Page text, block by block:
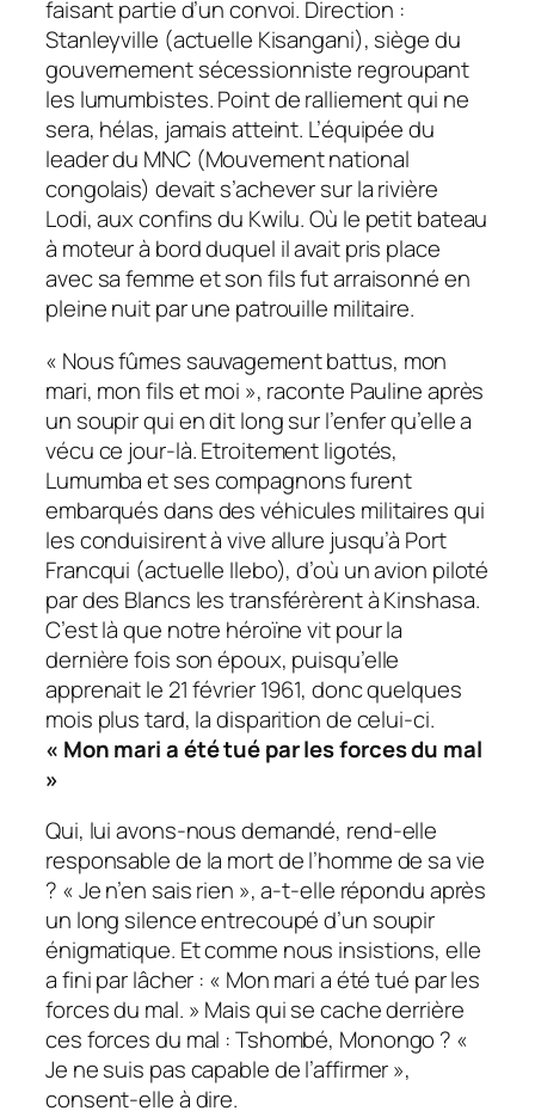
faisant partie d’un convoi. Direction :
Stanleyville (actuelle Kisangani), siège du
gouvernement sécessionniste regroupant
les lumumbistes. Point de ralliement qui ne
sera, hélas, jamais atteint. L’équipée du
leader du MNC (Mouvement national
congolais) devait s’achever sur la rivière
Lodi, aux confins du Kwilu. Où le petit bateau
à moteur à bord duquel il avait pris place
avec sa femme et son fils fut arraisonné en
pleine nuit par une patrouille militaire.
« Nous fûmes sauvagement battus, mon
mari, mon fils et moi », raconte Pauline après
un soupir qui en dit long sur l’enfer qu’elle a
vécu ce jour-là. Etroitement ligotés,
Lumumba et ses compagnons furent
embarqués dans des véhicules militaires qui
les conduisirent à vive allure jusqu’à Port
Francqui (actuelle Ilebo), d’où un avion piloté
par des Blancs les transférèrent à Kinshasa.
C’est là que notre héroïne vit pour la
dernière fois son époux, puisqu’elle
apprenait le 21 février 1961, donc quelques
mois plus tard, la disparition de celui-ci.
« Mon mari a été tué par les forces du mal
»
Qui, lui avons-nous demandé, rend-elle
responsable de la mort de l’homme de sa vie
? « Je n’en sais rien », a-t-elle répondu après
un long silence entrecoupé d’un soupir
énigmatique. Et comme nous insistions, elle
a fini par lâcher : « Mon mari a été tué par les
forces du mal. » Mais qui se cache derrière
ces forces du mal : Tshombé, Monongo ? «
Je ne suis pas capable de l’affirmer »,
consent-elle à dire.